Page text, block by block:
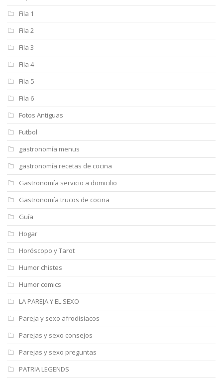
Fila 1
Fila 2
Fila 3
Fila 4
Fila 5
Fila 6
Fotos Antiguas
Futbol
gastronomía menus
gastronomía recetas de cocina
Gastronomía servicio a domicilio
Gastronomía trucos de cocina
Guía
Hogar
Horóscopo y Tarot
Humor chistes
Humor comics
LA PAREJA Y EL SEXO
Pareja y sexo afrodisiacos
Parejas y sexo consejos
Parejas y sexo preguntas
PATRIA LEGENDS